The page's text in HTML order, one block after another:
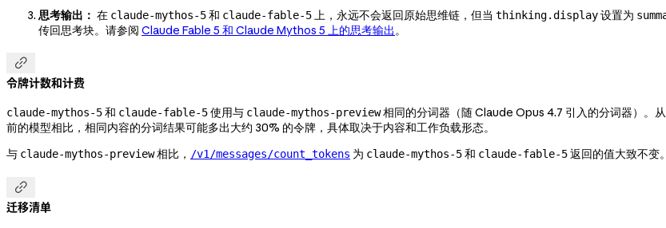
思考输出： 在 claude-mythos-5和 claude-fable-5上，永远不会返回原始思维链，但当 thinking.display设置为
传回思考块。请参阅 Claude Fable 5 和 Claude Mythos 5 上的思考输出。

令牌计数和计费
claude-mythos-5和 claude-fable-5使用与 claude-mythos-preview相同的分词器（随 Claude Opus 4.7 引入的分词器）。从
前的模型相比，相同内容的分词结果可能多出大约 30% 的令牌，具体取决于内容和工作负载形态。
与 claude-mythos-preview相比， /v1/messages/count_tokens 为 claude-mythos-5和 claude-fable-5返回的值大致不变

迁移清单